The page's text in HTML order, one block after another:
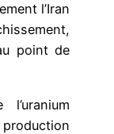
l’Iran
point de